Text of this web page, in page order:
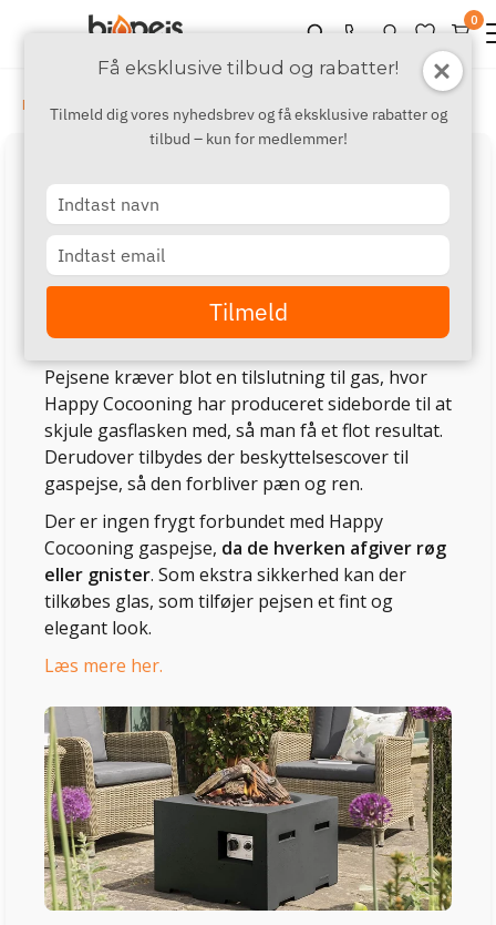
Få eksklusive tilbud og rabatter!
Tilmeld dig vores nyhedsbrev og få eksklusive rabatter og
tilbud – kun for medlemmer!
Type
your
name
Type
your
email
Tilmeld
0
Mærker H - K Happy Cocooning
Happy Cocooning producerer stilfulde udendørs
gaspejse, som kan stå ude hele året.
Happy Cocooning tilbyder et stort udvalg af
gaspejse i forskellige former og farver med
mulighed for at købe eksta tilbehør.
Pejsene kræver blot en tilslutning til gas, hvor
Happy Cocooning har produceret sideborde til at
skjule gasflasken med, så man få et flot resultat.
Derudover tilbydes der beskyttelsescover til
gaspejse, så den forbliver pæn og ren.
Der er ingen frygt forbundet med Happy
Cocooning gaspejse, da de hverken afgiver røg
eller gnister. Som ekstra sikkerhed kan der
tilkøbes glas, som tilføjer pejsen et fint og
elegant look.
Læs mere her.